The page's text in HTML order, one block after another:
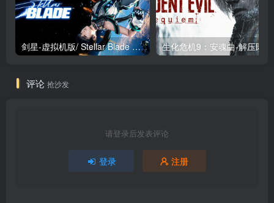
剑星-虚拟机版/ Stellar Blade v1.4.1|Build.19963153 终极版新补丁 送修改器 免安装中文版
评论 抢沙发
请登录后发表评论
登录 注册